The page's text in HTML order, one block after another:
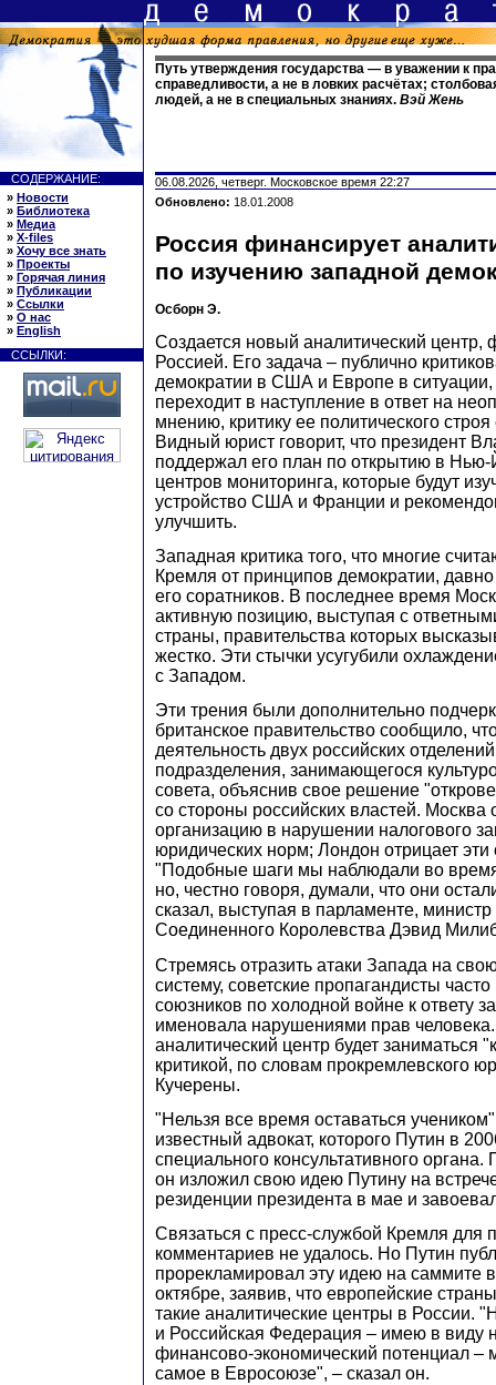
Путь утверждения государства — в уважении к
справедливости, а не в ловких расчётах;
людей, а не в специальных знаниях. Вэй Жень
СОДЕРЖАНИЕ:
» Новости
» Библиотека
» Медиа
» X-files
» Хочу все знать
» Проекты
» Горячая линия
» Публикации
» Ссылки
» О нас
» English
ССЫЛКИ:
06.08.2026, четверг. Московское время 22:27
Обновлено: 18.01.2008
Россия финансирует
по изучению западной
Осборн Э.
Создается новый аналитический
Россией. Его задача – публично
демократии в США и Европе в ситуации,
переходит в наступление в ответ на
мнению, критику ее политического
Видный юрист говорит, что президент
поддержал его план по открытию в
центров мониторинга, которые будут
устройство США и Франции и
улучшить.
Западная критика того, что многие
Кремля от принципов демократии,
его соратников. В последнее время
активную позицию, выступая с
страны, правительства которых
жестко. Эти стычки усугубили
с Западом.
Эти трения были дополнительно
британское правительство сообщило,
деятельность двух российских
подразделения, занимающегося
совета, объяснив свое решение
со стороны российских властей. Москва
организацию в нарушении налогового
юридических норм; Лондон отрицает эти
"Подобные шаги мы наблюдали во
но, честно говоря, думали, что они
сказал, выступая в парламенте,
Соединенного Королевства Дэвид
Стремясь отразить атаки Запада на
систему, советские пропагандисты
союзников по холодной войне к ответу
именовала нарушениями прав
аналитический центр будет заниматься
критикой, по словам прокремлевского
Кучерены.
"Нельзя все время оставаться
известный адвокат, которого Путин в
специального консультативного
он изложил свою идею Путину на
резиденции президента в мае и
Связаться с пресс-службой Кремля для
комментариев не удалось. Но Путин
прорекламировал эту идею на саммите
октябре, заявив, что европейские
такие аналитические центры в России.
и Российская Федерация – имею в виду
финансово-экономический потенциал –
самое в Евросоюзе", – сказал он.